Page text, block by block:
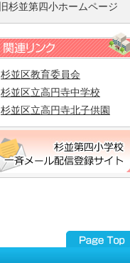
旧杉並第四小ホームページ
杉並区教育委員会
杉並区立高円寺中学校
杉並区立高円寺北子供園